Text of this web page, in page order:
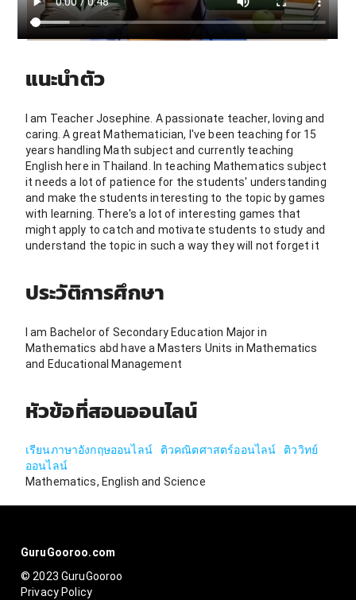
แนะนำตัว
I am Teacher Josephine. A passionate teacher, loving and
caring. A great Mathematician, I've been teaching for 15
years handling Math subject and currently teaching
English here in Thailand. In teaching Mathematics subject
it needs a lot of patience for the students' understanding
and make the students interesting to the topic by games
with learning. There's a lot of interesting games that
might apply to catch and motivate students to study and
understand the topic in such a way they will not forget it
ประวัติการศึกษา
I am Bachelor of Secondary Education Major in
Mathematics abd have a Masters Units in Mathematics
and Educational Management
หัวข้อที่สอนออนไลน์
เรียนภาษาอังกฤษออนไลน์ ติวคณิตศาสตร์ออนไลน์
ติววิทย์
ออนไลน์
Mathematics, English and Science
GuruGooroo.com
© 2023 GuruGooroo
Privacy Policy